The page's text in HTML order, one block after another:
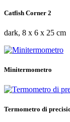
Catfish Corner 2
dark, 8 x 6 x 25 cm
Minitermometro
Termometro di